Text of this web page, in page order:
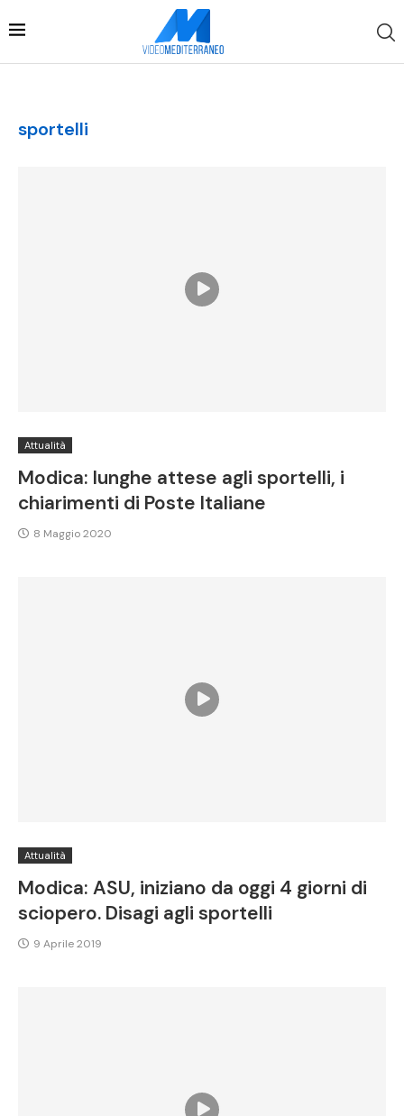
sportelli
Attualità
Modica: lunghe attese agli sportelli, i
chiarimenti di Poste Italiane
8 Maggio 2020
Attualità
Modica: ASU, iniziano da oggi 4 giorni di
sciopero. Disagi agli sportelli
9 Aprile 2019